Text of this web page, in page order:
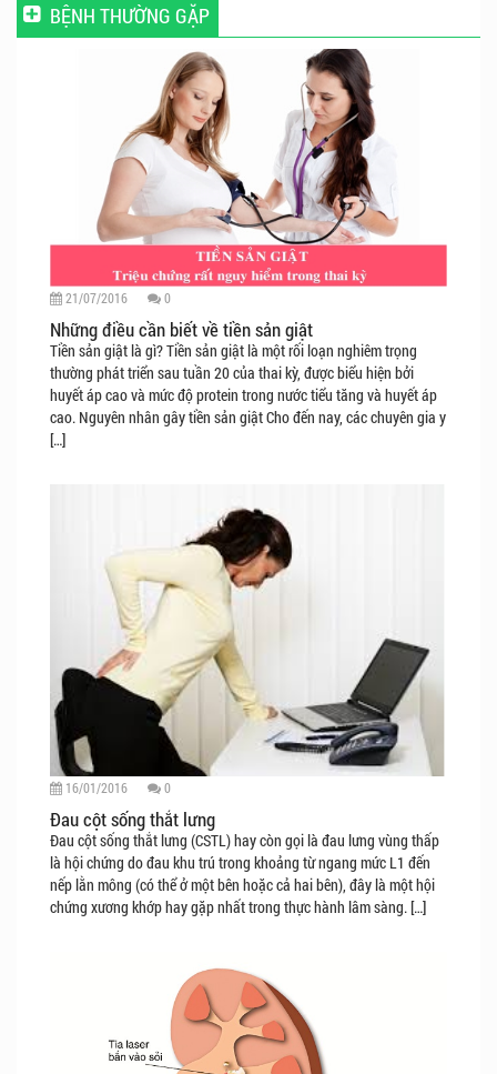
BỆNH THƯỜNG GẶP
21/07/2016 0
Những điều cần biết về tiền sản giật
Tiền sản giật là gì? Tiền sản giật là một rối loạn nghiêm trọng
thường phát triển sau tuần 20 của thai kỳ, được biểu hiện bởi
huyết áp cao và mức độ protein trong nước tiểu tăng và huyết áp
cao. Nguyên nhân gây tiền sản giật Cho đến nay, các chuyên gia y
[…]
16/01/2016 0
Đau cột sống thắt lưng
Đau cột sống thắt lưng (CSTL) hay còn gọi là đau lưng vùng thấp
là hội chứng do đau khu trú trong khoảng từ ngang mức L1 đến
nếp lằn mông (có thể ở một bên hoặc cả hai bên), đây là một hội
chứng xương khớp hay gặp nhất trong thực hành lâm sàng. […]